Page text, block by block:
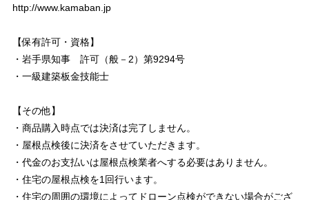
http://www.kamaban.jp
【保有許可・資格】
・岩手県知事 許可（般－2）第9294号
・一級建築板金技能士
【その他】
・商品購入時点では決済は完了しません。
・屋根点検後に決済をさせていただきます。
・代金のお支払いは屋根点検業者へする必要はありません。
・住宅の屋根点検を1回行います。
・住宅の周囲の環境によってドローン点検ができない場合がござ